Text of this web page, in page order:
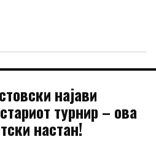
најави
турнир – ова
настан!